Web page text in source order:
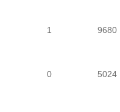
1 9680
0 5024